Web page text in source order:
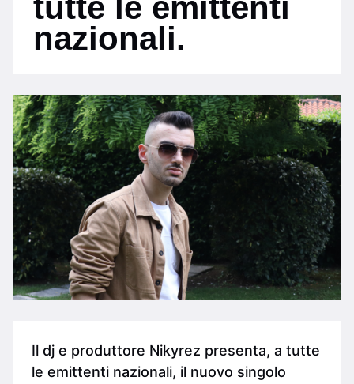
tutte le emittenti
nazionali.
Il dj e produttore Nikyrez presenta, a tutte
le emittenti nazionali, il nuovo singolo